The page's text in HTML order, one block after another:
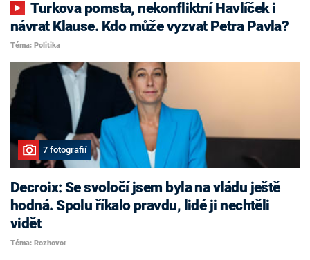
Turkova pomsta, nekonfliktní Havlíček i
návrat Klause. Kdo může vyzvat Petra Pavla?
Téma: Politika
7 fotografií
Decroix: Se svoločí jsem byla na vládu ještě
hodná. Spolu říkalo pravdu, lidé ji nechtěli
vidět
Téma: Rozhovor